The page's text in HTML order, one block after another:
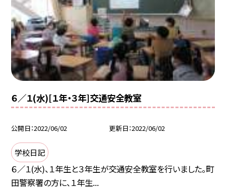
６／１(水)[１年・３年]交通安全教室
公開日 2022/06/02 更新日 2022/06/02
学校日記
６／１(水)、１年生と３年生が交通安全教室を行いました。町
田警察署の方に、１年生...